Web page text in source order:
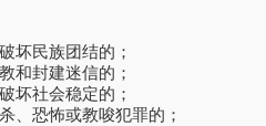
坏民族团结的；
和封建迷信的；
坏社会稳定的；
、恐怖或教唆犯罪的；